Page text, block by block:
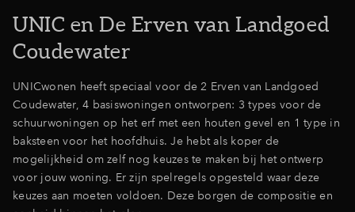
UNIC en De Erven van Landgoed
Coudewater
UNICwonen heeft speciaal voor de 2 Erven van Landgoed
Coudewater, 4 basiswoningen ontworpen: 3 types voor de
schuurwoningen op het erf met een houten gevel en 1 type in
baksteen voor het hoofdhuis. Je hebt als koper de
mogelijkheid om zelf nog keuzes te maken bij het ontwerp
voor jouw woning. Er zijn spelregels opgesteld waar deze
keuzes aan moeten voldoen. Deze borgen de compositie en